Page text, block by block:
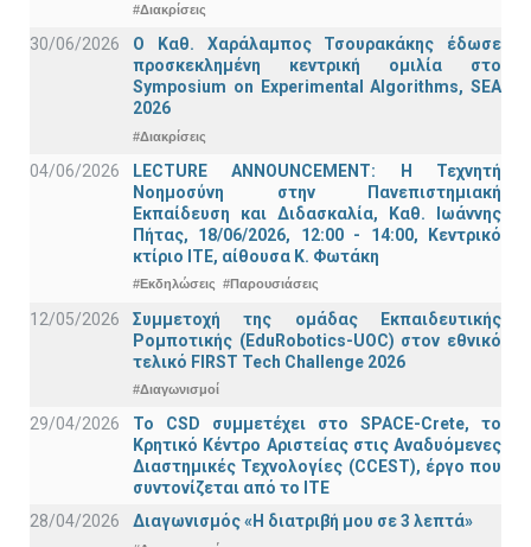
#Διακρίσεις
30/06/2026
Ο Καθ. Χαράλαμπος Τσουρακάκης έδωσε
προσκεκλημένη κεντρική ομιλία στο
Symposium on Experimental Algorithms, SEA
2026
#Διακρίσεις
04/06/2026
LECTURE ANNOUNCEMENT: Η Τεχνητή
Νοημοσύνη στην Πανεπιστημιακή
Εκπαίδευση και Διδασκαλία, Καθ. Ιωάννης
Πήτας, 18/06/2026, 12:00 - 14:00, Κεντρικό
κτίριο ΙΤΕ, αίθουσα Κ. Φωτάκη
#Εκδηλώσεις #Παρουσιάσεις
12/05/2026
Συμμετοχή της ομάδας Εκπαιδευτικής
Ρομποτικής (EduRobotics-UOC) στον εθνικό
τελικό FIRST Tech Challenge 2026
#Διαγωνισμοί
29/04/2026
Το CSD συμμετέχει στο SPACE-Crete, το
Κρητικό Κέντρο Αριστείας στις Αναδυόμενες
Διαστημικές Τεχνολογίες (CCEST), έργο που
συντονίζεται από το ΙΤΕ
28/04/2026
Διαγωνισμός «Η διατριβή μου σε 3 λεπτά»